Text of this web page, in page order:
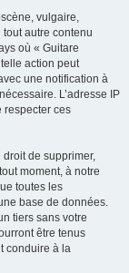
vulgaire,
autre contenu
où « Guitare
action peut
une notification à
L’adresse IP
respecter ces
de supprimer,
moment, à notre
toutes les
base de données.
tiers sans votre
être tenus
conduire à la